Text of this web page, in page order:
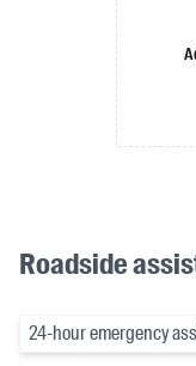
Roadside
24-hour emergency